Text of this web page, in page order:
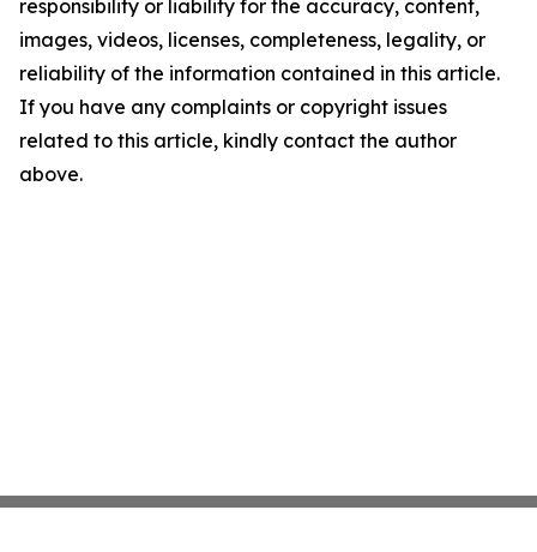
responsibility or liability for the accuracy, content,
images, videos, licenses, completeness, legality, or
reliability of the information contained in this article.
If you have any complaints or copyright issues
related to this article, kindly contact the author
above.